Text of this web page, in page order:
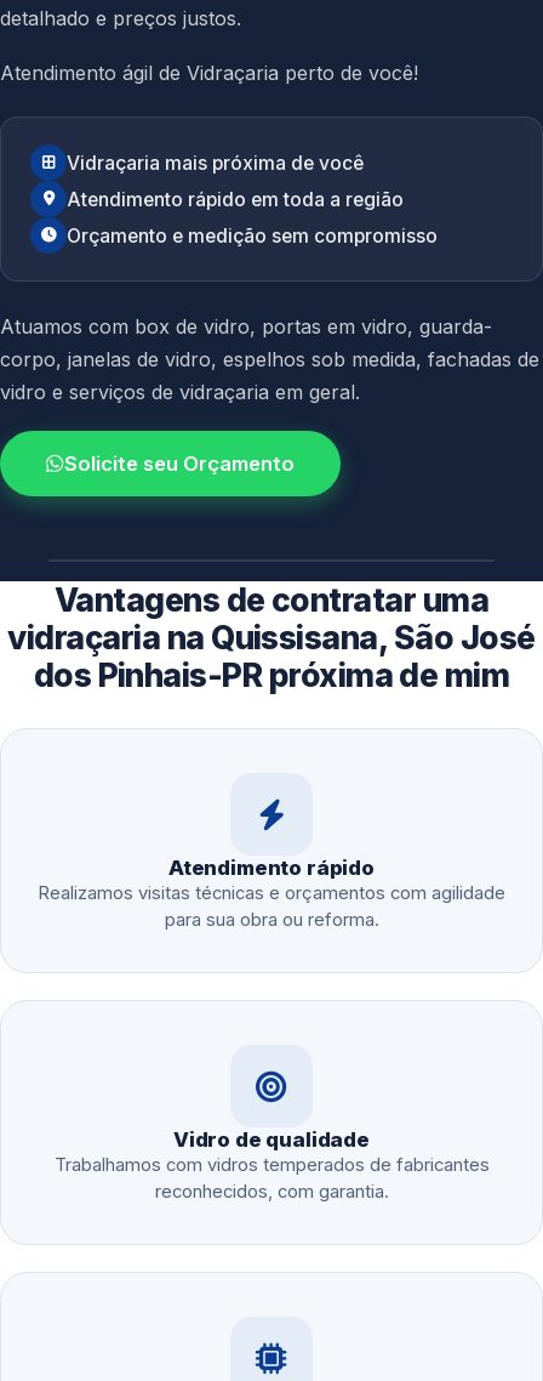
detalhado e preços justos.
Atendimento ágil de Vidraçaria perto de você!
Vidraçaria mais próxima de você
Atendimento rápido em toda a região
Orçamento e medição sem compromisso
Atuamos com box de vidro, portas em vidro, guarda-
corpo, janelas de vidro, espelhos sob medida, fachadas de
vidro e serviços de vidraçaria em geral.
Solicite seu Orçamento
4.9 / 5.0
avaliacao dos clientes
Vantagens de contratar uma
vidraçaria na Quissisana, São José
dos Pinhais-PR próxima de mim
Atendimento rápido
Realizamos visitas técnicas e orçamentos com agilidade
para sua obra ou reforma.
Vidro de qualidade
Trabalhamos com vidros temperados de fabricantes
reconhecidos, com garantia.